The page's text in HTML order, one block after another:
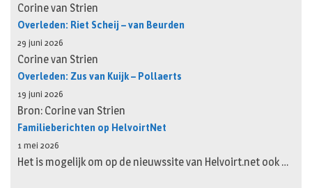
Corine van Strien
Overleden: Riet Scheij – van Beurden
29 juni 2026
Corine van Strien
Overleden: Zus van Kuijk – Pollaerts
19 juni 2026
Bron: Corine van Strien
Familieberichten op HelvoirtNet
1 mei 2026
Het is mogelijk om op de nieuwssite van Helvoirt.net ook …